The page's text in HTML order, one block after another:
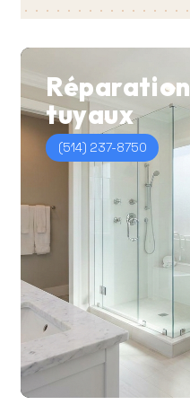
Réparation
tuyaux
(514) 237-8750